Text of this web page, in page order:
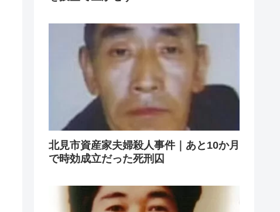
北見市資産家夫婦殺人事件｜あと10か月
で時効成立だった死刑囚